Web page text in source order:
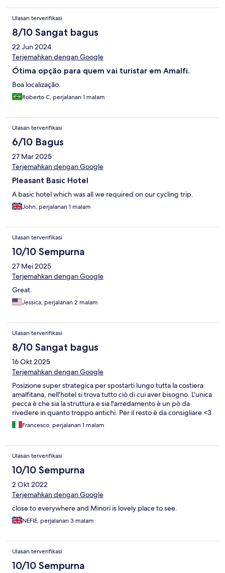
Ulasan terverifikasi
8/10 Sangat bagus
22 Jun 2024
Terjemahkan dengan Google
Ótima opção para quem vai turistar em Amalfi.
Boa localização.
Roberto C, perjalanan 1 malam
Ulasan terverifikasi
6/10 Bagus
27 Mar 2025
Terjemahkan dengan Google
Pleasant Basic Hotel
A basic hotel which was all we required on our cycling trip.
John, perjalanan 1 malam
Ulasan terverifikasi
10/10 Sempurna
27 Mei 2025
Terjemahkan dengan Google
Great.
Jessica, perjalanan 2 malam
Ulasan terverifikasi
8/10 Sangat bagus
16 Okt 2025
Terjemahkan dengan Google
Posizione super strategica per spostarti lungo tutta la costiera
amalfitana, nell'hotel si trova tutto ciò di cui aver bisogno. L'unica
pecca è che sia la struttura e sia l'arredamento è un pò da
rivedere in quanto troppo antichi. Per il resto è da consigliare <3
Francesco, perjalanan 1 malam
Ulasan terverifikasi
10/10 Sempurna
2 Okt 2022
Terjemahkan dengan Google
close to everywhere and Minori is lovely place to see.
NEFIE, perjalanan 3 malam
Ulasan terverifikasi
10/10 Sempurna